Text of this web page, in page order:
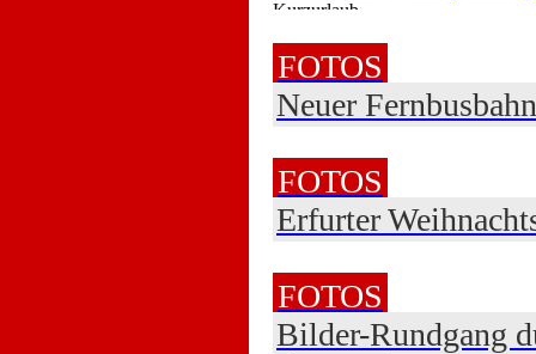
FOTOS
Neuer
FOTOS
Erfurter
FOTOS
Bilder-Rundgang